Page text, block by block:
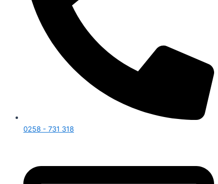
0258 - 731 318